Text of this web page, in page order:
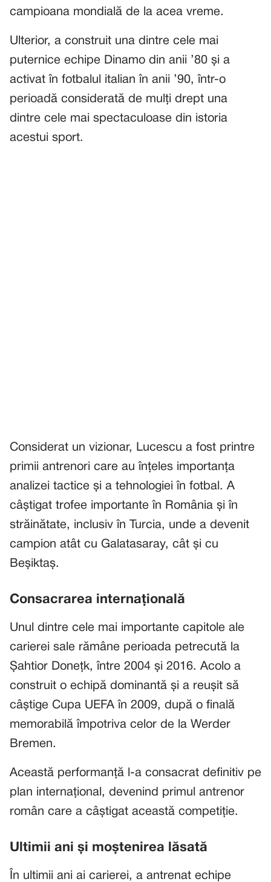
campioana mondială de la acea vreme.
Ulterior, a construit una dintre cele mai
puternice echipe Dinamo din anii ’80 și a
activat în fotbalul italian în anii ’90, într-o
perioadă considerată de mulți drept una
dintre cele mai spectaculoase din istoria
acestui sport.
Considerat un vizionar, Lucescu a fost printre
primii antrenori care au înțeles importanța
analizei tactice și a tehnologiei în fotbal. A
câștigat trofee importante în România și în
străinătate, inclusiv în Turcia, unde a devenit
campion atât cu Galatasaray, cât și cu
Beșiktaș.
Consacrarea internațională
Unul dintre cele mai importante capitole ale
carierei sale rămâne perioada petrecută la
Șahtior Donețk, între 2004 și 2016. Acolo a
construit o echipă dominantă și a reușit să
câștige Cupa UEFA în 2009, după o finală
memorabilă împotriva celor de la Werder
Bremen.
Această performanță l-a consacrat definitiv pe
plan internațional, devenind primul antrenor
român care a câștigat această competiție.
Ultimii ani și moștenirea lăsată
În ultimii ani ai carierei, a antrenat echipe